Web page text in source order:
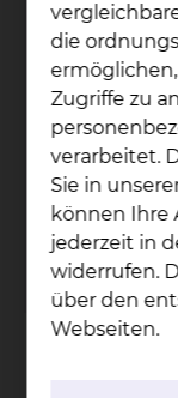
An dieser
YouTube
angezeigt,
akzeptieren.
Cookie-
die
Zugriffe zu
verarbeitet.
Sie in
können Ihre
jederzeit in
widerrufen.
über den
Webseiten.